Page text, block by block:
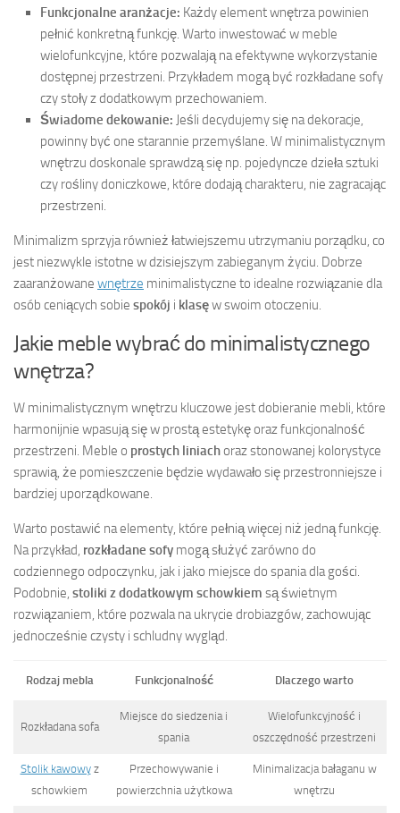
Funkcjonalne aranżacje: Każdy element wnętrza powinien
pełnić konkretną funkcję. Warto inwestować w meble
wielofunkcyjne, które pozwalają na efektywne wykorzystanie
dostępnej przestrzeni. Przykładem mogą być rozkładane sofy
czy stoły z dodatkowym przechowaniem.
Świadome dekowanie: Jeśli decydujemy się na dekoracje,
powinny być one starannie przemyślane. W minimalistycznym
wnętrzu doskonale sprawdzą się np. pojedyncze dzieła sztuki
czy rośliny doniczkowe, które dodają charakteru, nie zagracając
przestrzeni.
Minimalizm sprzyja również łatwiejszemu utrzymaniu porządku, co
jest niezwykle istotne w dzisiejszym zabieganym życiu. Dobrze
zaaranżowane wnętrze minimalistyczne to idealne rozwiązanie dla
osób ceniących sobie spokój i klasęw swoim otoczeniu.
Jakie meble wybrać do minimalistycznego
wnętrza?
W minimalistycznym wnętrzu kluczowe jest dobieranie mebli, które
harmonijnie wpasują się w prostą estetykę oraz funkcjonalność
przestrzeni. Meble o prostych liniachoraz stonowanej kolorystyce
sprawią, że pomieszczenie będzie wydawało się przestronniejsze i
bardziej uporządkowane.
Warto postawić na elementy, które pełnią więcej niż jedną funkcję.
Na przykład, rozkładane sofy mogą służyć zarówno do
codziennego odpoczynku, jak i jako miejsce do spania dla gości.
Podobnie, stoliki z dodatkowym schowkiem są świetnym
rozwiązaniem, które pozwala na ukrycie drobiazgów, zachowując
jednocześnie czysty i schludny wygląd.
Rodzaj mebla Funkcjonalność Dlaczego warto
Rozkładana sofa
Miejsce do siedzenia i
spania
Wielofunkcyjność i
oszczędność przestrzeni
Stolik kawowyz
schowkiem
Przechowywanie i
powierzchnia użytkowa
Minimalizacja bałaganu w
wnętrzu